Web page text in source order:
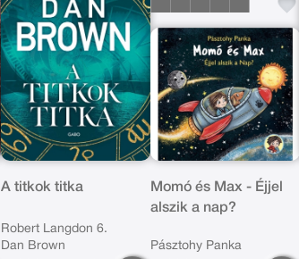
A titkok titka
Robert Langdon 6.
Dan Brown
Momó és Max - Éjjel
alszik a nap?
Pásztohy Panka